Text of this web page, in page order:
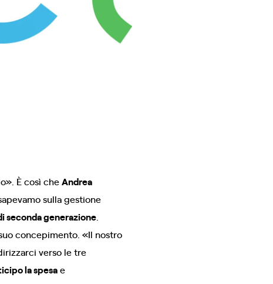
È così cheAndrea
sulla gestione
seconda generazione
concepimento. «Il nostro
verso le tre
la spesae